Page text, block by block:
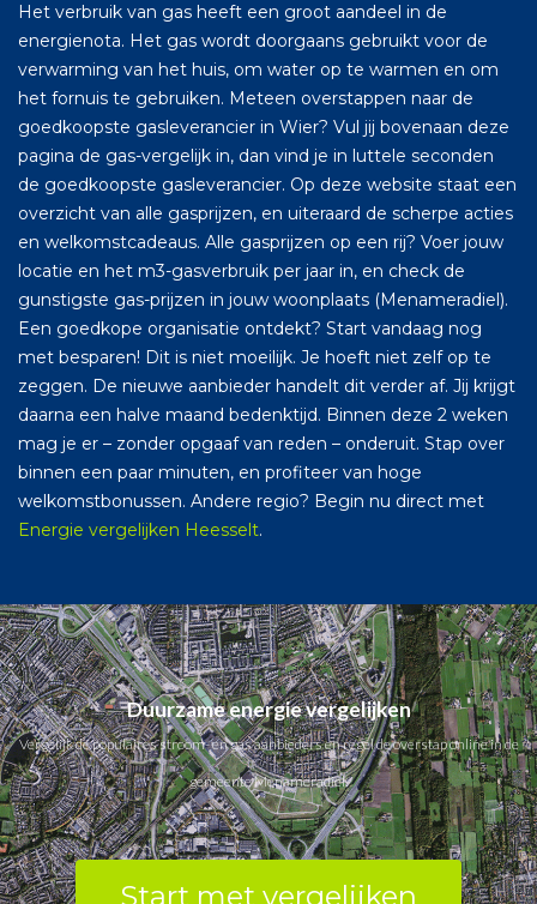
Het verbruik van gas heeft een groot aandeel in de
energienota. Het gas wordt doorgaans gebruikt voor de
verwarming van het huis, om water op te warmen en om
het fornuis te gebruiken. Meteen overstappen naar de
goedkoopste gasleverancier in Wier? Vul jij bovenaan deze
pagina de gas-vergelijk in, dan vind je in luttele seconden
de goedkoopste gasleverancier. Op deze website staat een
overzicht van alle gasprijzen, en uiteraard de scherpe acties
en welkomstcadeaus. Alle gasprijzen op een rij? Voer jouw
locatie en het m3-gasverbruik per jaar in, en check de
gunstigste gas-prijzen in jouw woonplaats (Menameradiel).
Een goedkope organisatie ontdekt? Start vandaag nog
met besparen! Dit is niet moeilijk. Je hoeft niet zelf op te
zeggen. De nieuwe aanbieder handelt dit verder af. Jij krijgt
daarna een halve maand bedenktijd. Binnen deze 2 weken
mag je er – zonder opgaaf van reden – onderuit. Stap over
binnen een paar minuten, en profiteer van hoge
welkomstbonussen. Andere regio? Begin nu direct met
Energie vergelijken Heesselt.
Duurzame energie vergelijken
Vergelijk de populaires stroom- en gas aanbieders en regel de overstap online in de
gemeente Menameradiel.
Start met vergelijken